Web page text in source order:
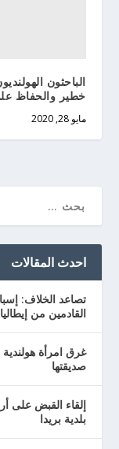
الباحثون
خطير والحفاظ
مايو 28, 2020
احدث المقالات
تصاعد الخلاف:
القادمين من إيطاليا
صديقتها
إلقاء القبض على
بلدية بريدا